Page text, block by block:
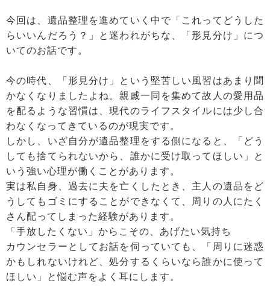
今回は、遺品整理を進めていく中で「これってどうした
らいいんだろう？」と迷われがちな、「形見分け」につ
いてのお話です。
今の時代、「形見分け」という堅苦しい風習はあまり聞
かなくなりましたよね。親戚一同を集めて故人の愛用品
を配るような習慣は、現代のライフスタイルには少し合
わなくなってきているのが現実です。
しかし、いざ自分が遺品整理をする側になると、「どう
しても捨てられないから、誰かに受け取ってほしい」と
いう強い心理が働くことがあります。
実は私自身、過去に夫を亡くしたとき、主人の遺品をど
うしてもゴミにすることができなくて、周りの人にたく
さん配ってしまった経験があります。
「手放したくない」からこその、あげたい気持ち
カウンセラーとしてお話を伺っていても、「周りに迷惑
かもしれないけれど、処分するくらいなら誰かに使って
ほしい」と悩む声をよく耳にします。